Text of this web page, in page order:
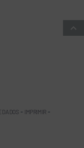
DADOS - IMPRIMIR -